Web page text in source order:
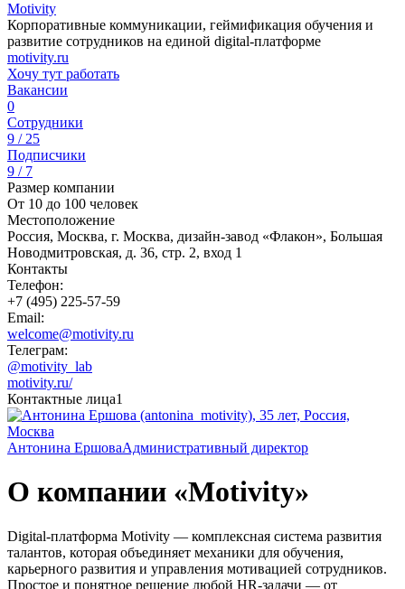
Motivity
Корпоративные коммуникации, геймификация обучения и
развитие сотрудников на единой digital-платформе
motivity.ru
Хочу тут работать
Вакансии
0
Сотрудники
9 / 25
Подписчики
9 / 7
Размер компании
От 10 до 100 человек
Местоположение
Россия, Москва, г. Москва, дизайн-завод «Флакон», Большая
Новодмитровская, д. 36, стр. 2, вход 1
Контакты
Телефон:
+7 (495) 225-57-59
Email:
welcome@motivity.ru
Телеграм:
@motivity_lab
motivity.ru/
Контактные лица1
Антонина ЕршоваАдминистративный директор
О компании «Motivity»
Digital-платформа Motivity — комплексная система развития
талантов, которая объединяет механики для обучения,
карьерного развития и управления мотивацией сотрудников.
Простое и понятное решение любой HR-задачи — от